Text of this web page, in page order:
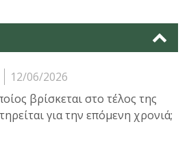
12/06/2026
βρίσκεται στο τέλος της
για την επόμενη χρονιά;